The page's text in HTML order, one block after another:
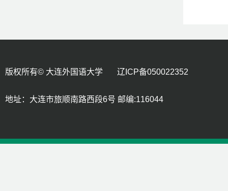
版权所有© 大连外国语大学 辽ICP备050022352
地址：大连市旅顺南路西段6号 邮编:116044